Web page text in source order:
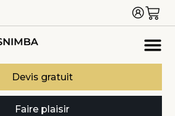
Devis gratuit
Faire plaisir